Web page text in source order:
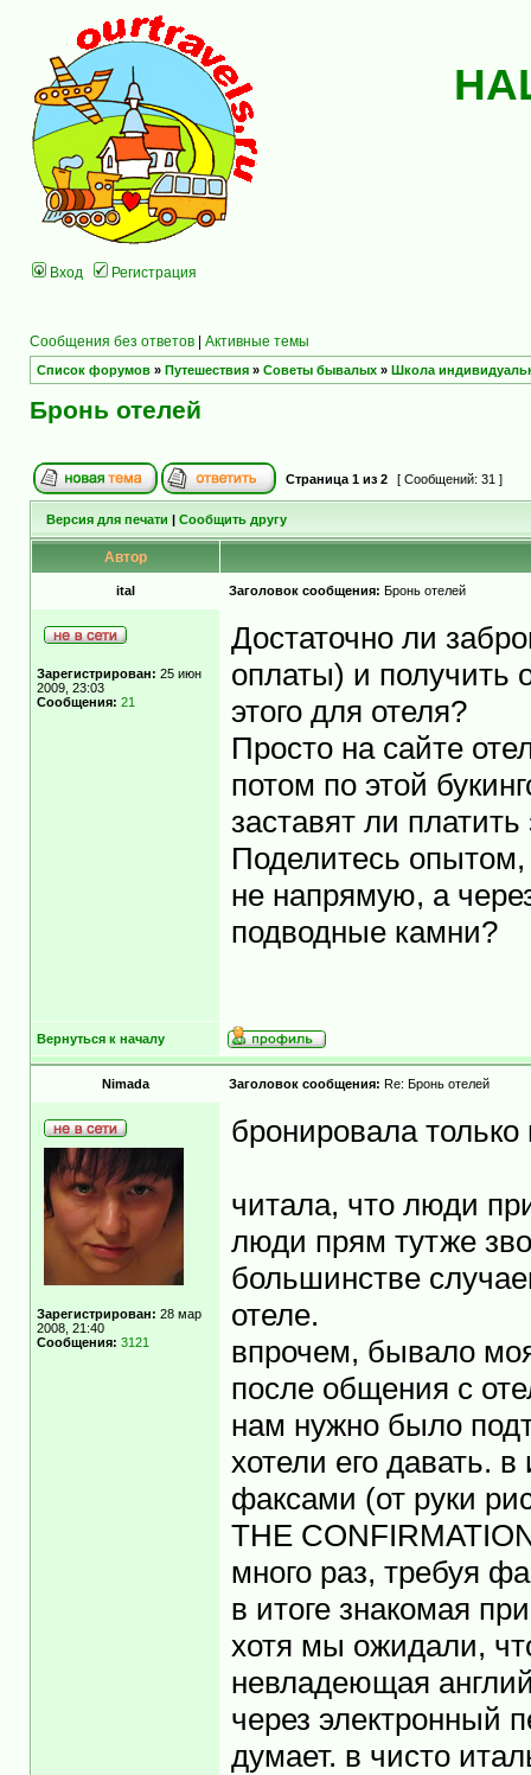
Вход Регистрация
Сообщения без ответов | Активные темы
Список форумов » Путешествия » Советы бывалых » Школа
Бронь отелей
Страница 1 из 2 [ Сообщений: 31 ]
Версия для печати | Сообщить другу
Автор
ital Заголовок сообщения: Бронь отелей
Зарегистрирован: 25 июн
2009, 23:03
Сообщения: 21
Достаточно ли
оплаты) и получить
этого для отеля?
Просто на сайте
потом по этой
заставят ли
Поделитесь опытом,
не напрямую, а
подводные камни?
Вернуться к началу
Nimada Заголовок сообщения: Re: Бронь отелей
Зарегистрирован: 28 мар
2008, 21:40
Сообщения: 3121
бронировала
читала, что люди
люди прям тутже
большинстве
отеле.
впрочем, бывало
после общения с
нам нужно было
хотели его давать.
факсами (от руки
THE
много раз, требуя
в итоге знакомая
хотя мы ожидали,
невладеющая
через электронный
думает. в чисто